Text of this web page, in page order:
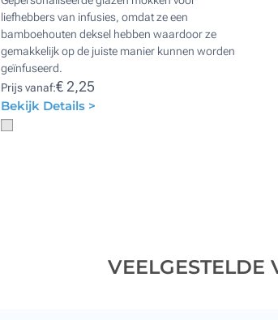
liefhebbers van infusies, omdat ze een
bamboehouten deksel hebben waardoor ze
gemakkelijk op de juiste manier kunnen worden
geïnfuseerd.
Prijs vanaf:€ 2,25
Bekijk Details >
VEELGESTELDE